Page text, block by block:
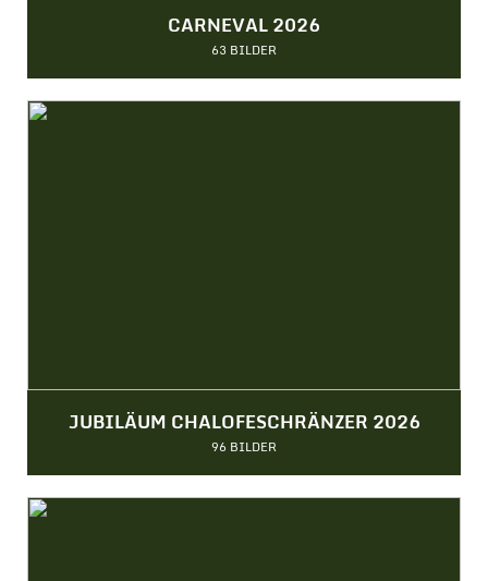
CARNEVAL 2026
63 BILDER
JUBILÄUM CHALOFESCHRÄNZER 2026
96 BILDER